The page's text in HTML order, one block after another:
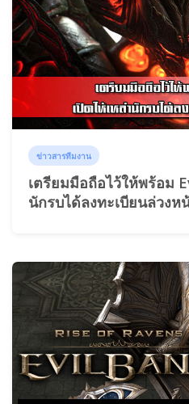
ข่าวสารทีมงาน
เตรียมมือถือไว้ให้พร้อม
นักรบได้ลงทะเบียนล่วงห